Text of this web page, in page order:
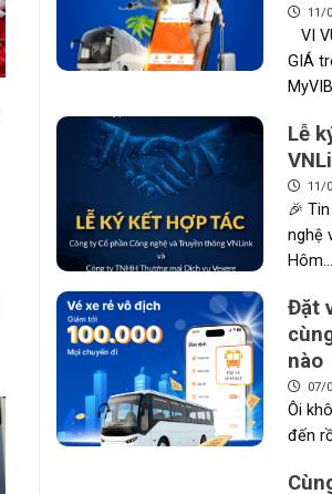
11/
VI
GIÁ
Lễ
11/
🎉
nghệ
Hôm...
Đặt
nào
07/
Ôi
đến